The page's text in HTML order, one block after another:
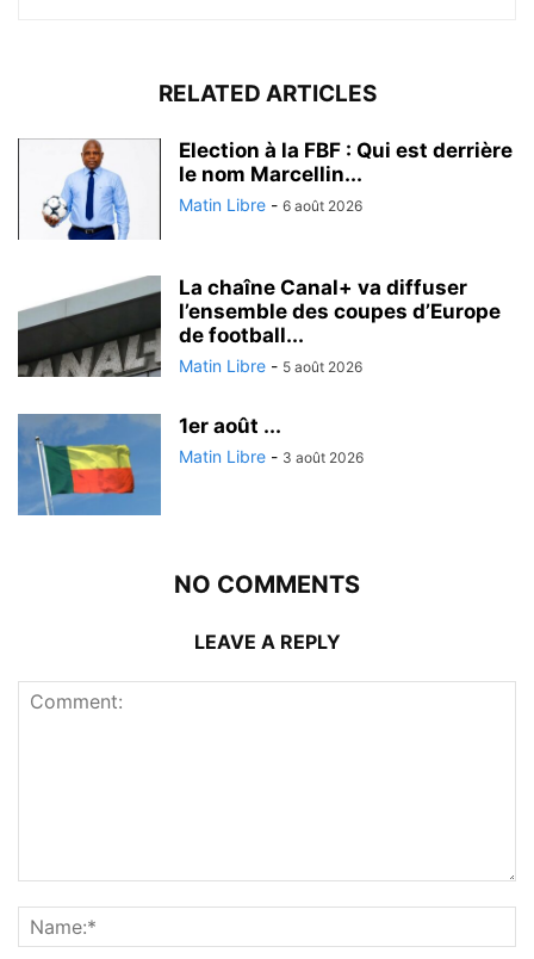
RELATED ARTICLES
Election à la FBF : Qui est derrière
le nom Marcellin...
Matin Libre - 6 août 2026
La chaîne Canal+ va diffuser
l’ensemble des coupes d’Europe
de football...
Matin Libre - 5 août 2026
1er août ...
Matin Libre - 3 août 2026
NO COMMENTS
LEAVE A REPLY